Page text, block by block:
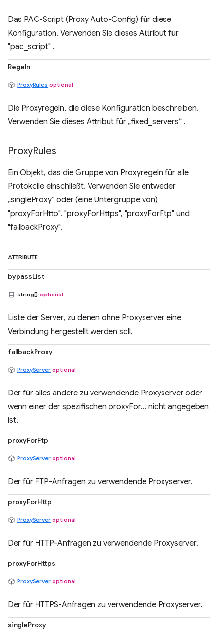
Das PAC-Script (Proxy Auto-Config) für diese
Konfiguration. Verwenden Sie dieses Attribut für
"pac_script" .
Regeln
ProxyRules optional
Die Proxyregeln, die diese Konfiguration beschreiben.
Verwenden Sie dieses Attribut für „fixed_servers“ .
ProxyRules
Ein Objekt, das die Gruppe von Proxyregeln für alle
Protokolle einschließt. Verwenden Sie entweder
„singleProxy“ oder (eine Untergruppe von)
"proxyForHttp", "proxyForHttps", "proxyForFtp" und
"fallbackProxy".
ATTRIBUTE
bypassList
string[] optional
Liste der Server, zu denen ohne Proxyserver eine
Verbindung hergestellt werden soll.
fallbackProxy
ProxyServer optional
Der für alles andere zu verwendende Proxyserver oder
wenn einer der spezifischen proxyFor... nicht angegeben
ist.
proxyForFtp
ProxyServer optional
Der für FTP-Anfragen zu verwendende Proxyserver.
proxyForHttp
ProxyServer optional
Der für HTTP-Anfragen zu verwendende Proxyserver.
proxyForHttps
ProxyServer optional
Der für HTTPS-Anfragen zu verwendende Proxyserver.
singleProxy